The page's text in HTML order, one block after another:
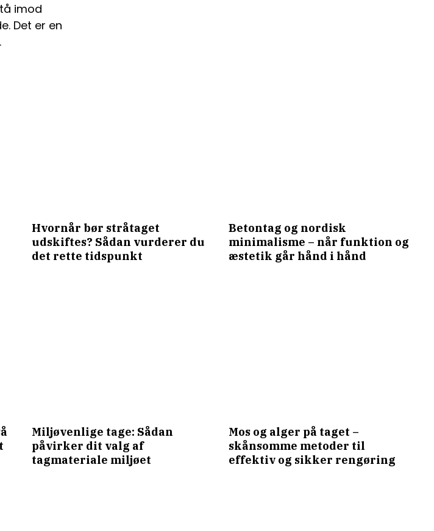
imod
Det er en
Hvornår bør stråtaget
udskiftes? Sådan vurderer du
det rette tidspunkt
Betontag og nordisk
minimalisme – når funktion og
æstetik går hånd i hånd
Miljøvenlige tage: Sådan
påvirker dit valg af
tagmateriale miljøet
Mos og alger på taget –
skånsomme metoder til
effektiv og sikker rengøring